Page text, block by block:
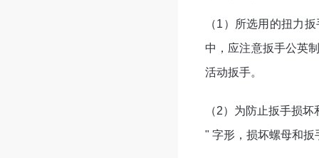
（1）所选用的扭力
中，应注意扳手公英
活动扳手。
（2）为防止扳手损
" 字形，损坏螺母和扳